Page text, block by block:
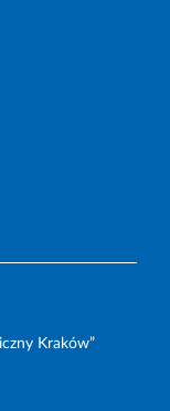
Kraków”